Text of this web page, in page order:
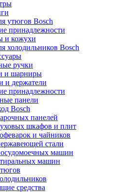
утюгов Bosch
принадлежности
и кожухи
холодильников Bosch
ручки
и шарниры
и держатели
принадлежности
панели
Bosch
панелей
шкафов и плит
и чайников
стали
машин
машин
средства